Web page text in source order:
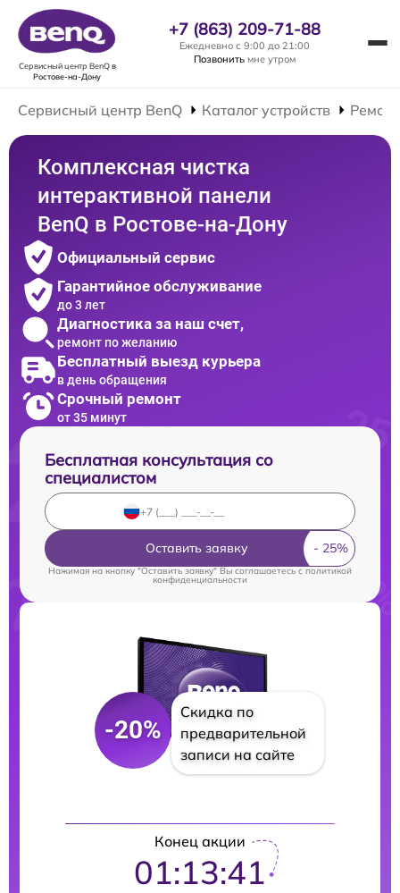
Сервисный центр BenQв
Ростове-на-Дону
+7 (863) 209-71-88
Ежедневно с 9:00 до 21:00
Позвонить мне утром
Сервисный центр BenQ Каталог устройств
Комплексная чистка
интерактивной панели
BenQ в Ростове-на-Дону
Официальный сервис
Гарантийное обслуживание
до 3 лет
Диагностика за наш счет,
ремонт по желанию
Бесплатный выезд курьера
в день обращения
Срочный ремонт
от 35 минут
Бесплатная консультация со
специалистом
Оставить заявку
Нажимая на кнопку "Оставить заявку" Вы соглашаетесь cполитикой
конфиденциальности
-20%
Скидка по
предварительной
записи на сайте
Конец акции
01:13:41